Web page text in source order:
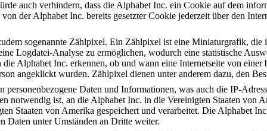
auch verhindern, dass die Alphabet Inc. ein Cookie auf dem
der Alphabet Inc. bereits gesetzter Cookie jederzeit über den
sogenannte Zählpixel. Ein Zählpixel ist eine Miniaturgrafik, die
Logdatei-Analyse zu ermöglichen, wodurch eine statistische
Alphabet Inc. erkennen, ob und wann eine Internetseite von
angeklickt wurden. Zählpixel dienen unter anderem dazu, den
personenbezogene Daten und Informationen, was auch die IP-
notwendig ist, an die Alphabet Inc. in die Vereinigten Staaten von
Staaten von Amerika gespeichert und verarbeitet. Die Alphabet
Daten unter Umständen an Dritte weiter.